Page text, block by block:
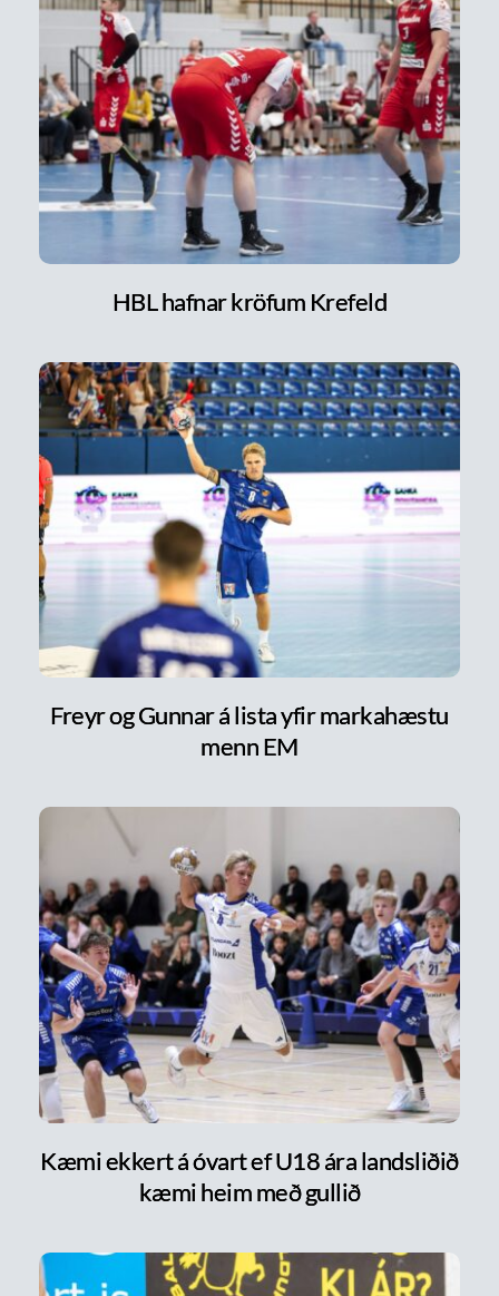
HBL hafnar kröfum Krefeld
Freyr og Gunnar á lista yfir markahæstu
menn EM
Kæmi ekkert á óvart ef U18 ára landsliðið
kæmi heim með gullið